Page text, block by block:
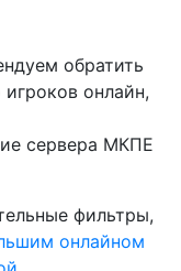
обратить
онлайн,
сервера МКПЕ
фильтры,
онлайном